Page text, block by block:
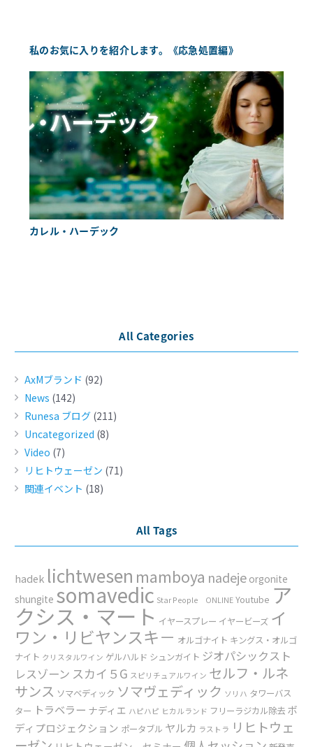
私のお気に入りを紹介します。《応急処置編》
カレル・ハーデック
All Categories
AxMブランド (92)
News (142)
Runesa ブログ (211)
Uncategorized (8)
Video (7)
リヒトウェーゼン (71)
関連イベント (18)
All Tags
hadek lichtwesen mamboya nadeje orgonite
shungite somavedic Star People ONLINE Youtube ア
クシス・マート イヤースプレー イヤービーズ イ
ワン・リビヤンスキ－ オルゴナイト キングス・オルゴ
ナイト クリスタルワイン ゲルハルド シュンガイト ジオパシックスト
レスゾーン スカイ５G スピリチュアルワイン セルフ・ルネ
サンス ソマベディック ソマヴェディック ソリハ タワーバス
ター トラベラー ナディエ ハピハピ ヒカルランド フリーラジカル除去 ボ
ディプロジェクション ポータブル ヤルカ ラストラ リヒトウェ